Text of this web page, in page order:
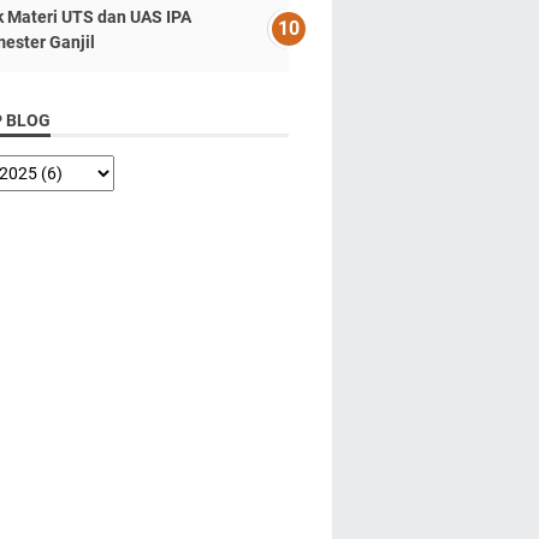
Materi UTS dan UAS IPA
Ganjil
BLOG